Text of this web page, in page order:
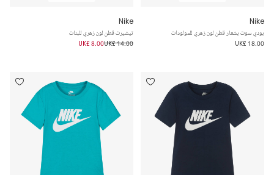
Nike
بودي سوت بشعار قطن لون زهري للمولودات
UK£ 18.00
Nike
تيشيرت قطن لون زهري للبنات
UK£ 14.00
UK£ 8.00